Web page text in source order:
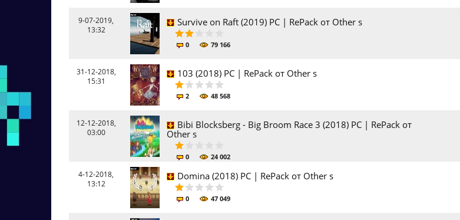
9-07-2019,
13:32
Survive on Raft (2019) PC | RePack от Other s
0 79 166
31-12-2018,
15:31
103 (2018) PC | RePack от Other s
2 48 568
12-12-2018,
03:00
Bibi Blocksberg - Big Broom Race 3 (2018) PC | RePack от
Other s
0 24 002
4-12-2018,
13:12
Domina (2018) PC | RePack от Other s
0 47 049